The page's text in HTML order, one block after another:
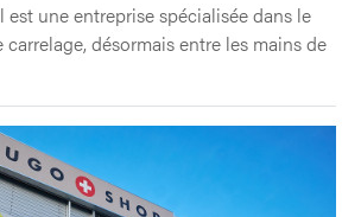
est une entreprise spécialisée dans le
carrelage, désormais entre les mains de